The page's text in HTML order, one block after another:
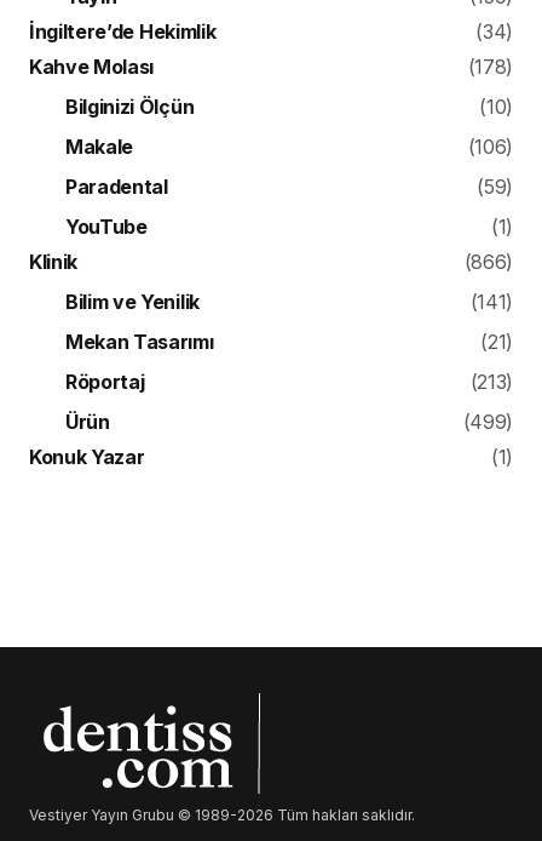
İngiltere’de Hekimlik
(34)
Kahve Molası
(178)
Bilginizi Ölçün
(10)
Makale
(106)
Paradental
(59)
YouTube
(1)
Klinik
(866)
Bilim ve Yenilik
(141)
Mekan Tasarımı
(21)
Röportaj
(213)
Ürün
(499)
Konuk Yazar
(1)
Vestiyer Yayın Grubu © 1989-2026 Tüm hakları saklıdır.